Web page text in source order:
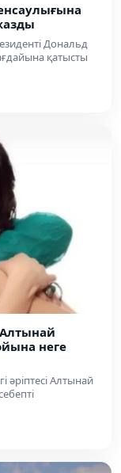
Дональд
қатысты
неге
әріптесі Алтынай